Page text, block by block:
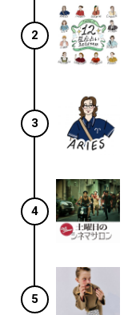
2
3
4
5